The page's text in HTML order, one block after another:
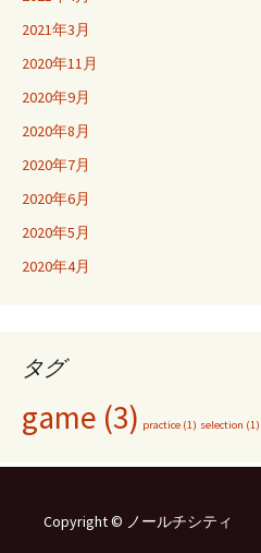
2021年3月
2020年11月
2020年9月
2020年8月
2020年7月
2020年6月
2020年5月
2020年4月
タグ
game (3) practice (1) selection (1)
Copyright © ノールチシティ